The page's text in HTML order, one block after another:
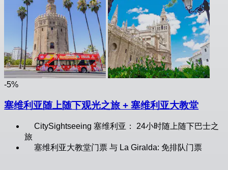
-5%
塞维利亚随上随下观光之旅 + 塞维利亚大教堂
CitySightseeing 塞维利亚： 24小时随上随下巴士之
旅
塞维利亚大教堂门票 与 La Giralda: 免排队门票